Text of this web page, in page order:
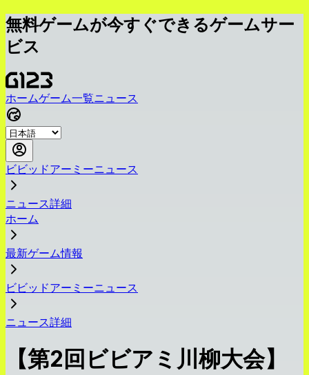
無料ゲームが今すぐできるゲームサー
ビス
ホームゲーム一覧ニュース
ビビッドアーミーニュース
ニュース詳細
ホーム
最新ゲーム情報
ビビッドアーミーニュース
ニュース詳細
【第2回ビビアミ川柳大会】